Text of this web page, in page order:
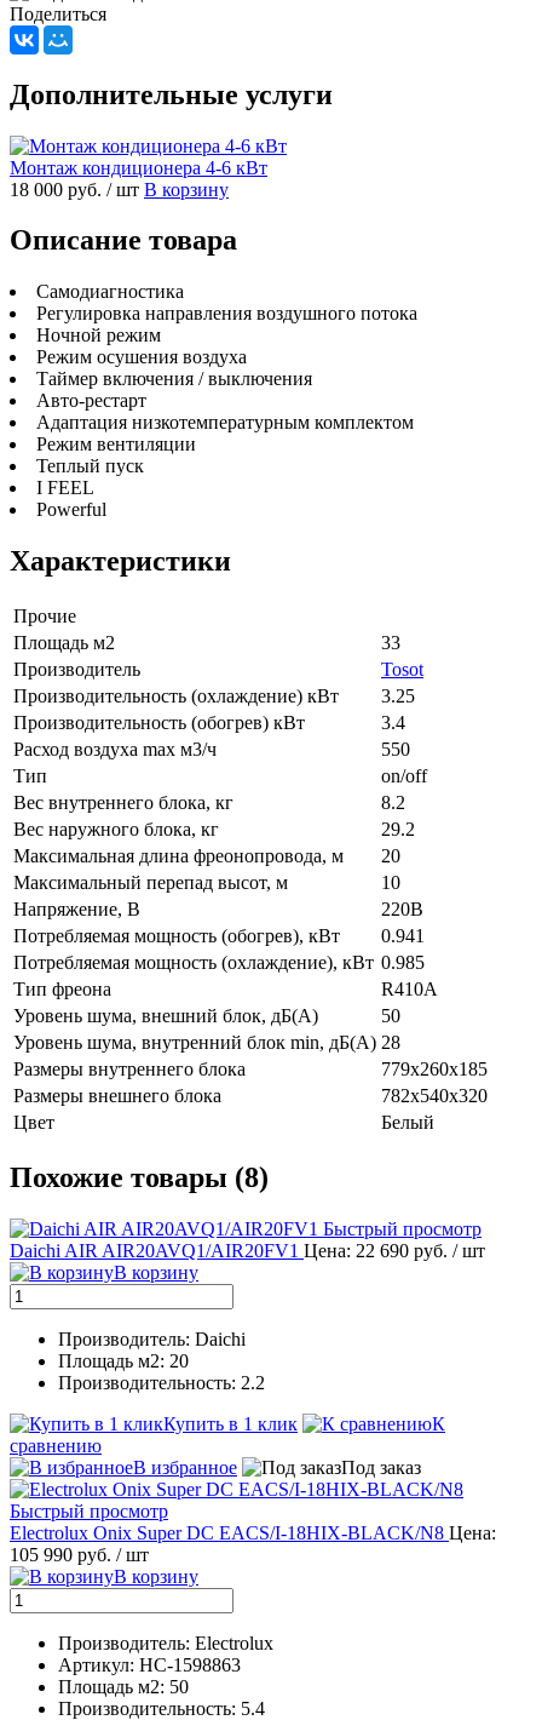
Поделиться
Дополнительные услуги
Монтаж кондиционера 4-6 кВт
18 000 руб. / шт В корзину
Описание товара
Самодиагностика
Регулировка направления воздушного потока
Ночной режим
Режим осушения воздуха
Таймер включения / выключения
Авто-рестарт
Адаптация низкотемпературным комплектом
Режим вентиляции
Теплый пуск
I FEEL
Powerful
Характеристики
Прочие
Площадь м2
33
Производитель
Tosot
Производительность (охлаждение) кВт
3.25
Производительность (обогрев) кВт
3.4
Расход воздуха max м3/ч
550
Тип
on/off
Вес внутреннего блока, кг
8.2
Вес наружного блока, кг
29.2
Максимальная длина фреонопровода, м
20
Максимальный перепад высот, м
10
Напряжение, В
220В
Потребляемая мощность (обогрев), кВт
0.941
Потребляемая мощность (охлаждение), кВт 0.985
Тип фреона
R410A
Уровень шума, внешний блок, дБ(А)
50
Уровень шума, внутренний блок min, дБ(А) 28
Размеры внутреннего блока
779x260x185
Размеры внешнего блока
782x540x320
Цвет
Белый
Похожие товары (8)
Быстрый просмотр
Daichi AIR AIR20AVQ1/AIR20FV1 Цена: 22 690 руб. / шт
В корзину
Производитель: Daichi
Площадь м2: 20
Производительность: 2.2
Купить в 1 клик
К
сравнению
В избранное
Под заказ
Быстрый просмотр
Electrolux Onix Super DC EACS/I-18HIX-BLACK/N8 Цена:
105 990 руб. / шт
В корзину
Производитель: Electrolux
Артикул: НС-1598863
Площадь м2: 50
Производительность: 5.4